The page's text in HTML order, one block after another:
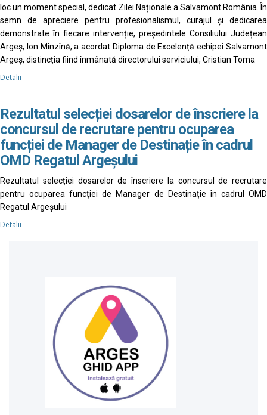
loc un moment special, dedicat Zilei Naționale a Salvamont România. În
semn de apreciere pentru profesionalismul, curajul și dedicarea
demonstrate în fiecare intervenție, președintele Consiliului Județean
Argeș, Ion Mînzînă, a acordat Diploma de Excelență echipei Salvamont
Argeș, distincția fiind înmânată directorului serviciului, Cristian Toma
Detalii
Rezultatul selecției dosarelor de înscriere la
concursul de recrutare pentru ocuparea
funcției de Manager de Destinație în cadrul
OMD Regatul Argeșului
Rezultatul selecției dosarelor de înscriere la concursul de recrutare
pentru ocuparea funcției de Manager de Destinație în cadrul OMD
Regatul Argeșului
Detalii